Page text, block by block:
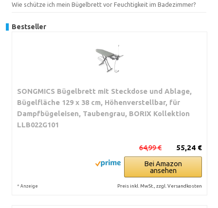
Wie schütze ich mein Bügelbrett vor Feuchtigkeit im Badezimmer?
Bestseller
SONGMICS Bügelbrett mit Steckdose und Ablage,
Bügelfläche 129 x 38 cm, Höhenverstellbar, für
Dampfbügeleisen, Taubengrau, BORIX Kollektion
LLB022G101
55,24 €
64,99 €
Bei Amazon
ansehen
* Anzeige Preis inkl. MwSt., zzgl. Versandkosten